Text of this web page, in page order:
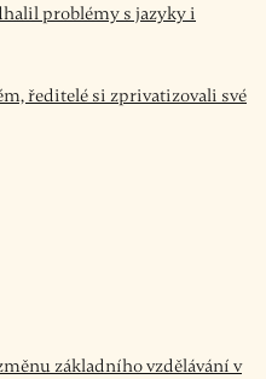
problémy s jazyky i
ředitelé si zprivatizovali své
základního vzdělávání v